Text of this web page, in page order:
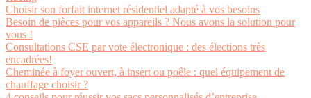
Choisir son forfait internet résidentiel adapté à vos besoins
Besoin de pièces pour vos appareils ? Nous avons la solution pour
vous !
Consultations CSE par vote électronique : des élections très
encadrées!
Cheminée à foyer ouvert, à insert ou poêle : quel équipement de
chauffage choisir ?